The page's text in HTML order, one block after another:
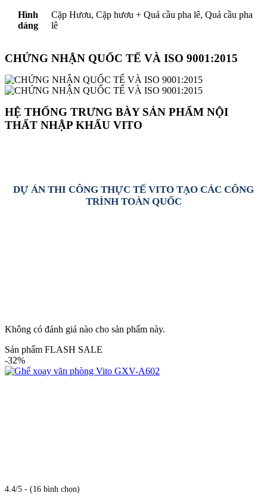
Hình
dáng
Cặp Hươu, Cặp hươu + Quả cầu pha lê, Quả cầu pha
lê
CHỨNG NHẬN QUỐC TẾ VÀ ISO 9001:2015
HỆ THỐNG TRƯNG BÀY SẢN PHẨM NỘI
THẤT NHẬP KHẨU VITO
DỰ ÁN THI CÔNG THỰC TẾ VITO TẠO CÁC CÔNG
TRÌNH TOÀN QUỐC
Không có đánh giá nào cho sản phẩm này.
Sản phẩm FLASH SALE
-32%
4.4/5 - (16 bình chọn)